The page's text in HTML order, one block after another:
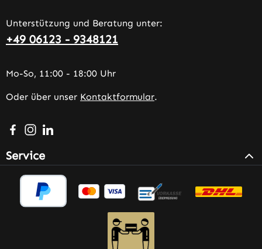
Unterstützung und Beratung unter:
+49 06123 - 9348121
Mo-So, 11:00 - 18:00 Uhr
Oder über unser Kontaktformular.
Besuche uns auf Facebook – öffnet in neuem Tab
Schau auf Instagram vorbei – öffnet in neuem Tab
Vernetze dich mit uns auf LinkedIn – öffnet in
Service